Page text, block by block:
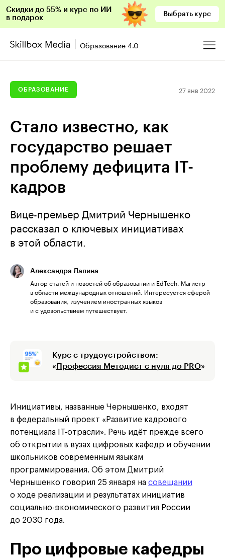
Скидки до 55% и курс по ИИ
в подарок
Выбрать курс
Образование 4.0
ОБРАЗОВАНИЕ 27 янв 2022
Стало известно, как
государство решает
проблему дефицита IT-
кадров
Вице-премьер Дмитрий Чернышенко
рассказал о ключевых инициативах
в этой области.
Александра Лапина
Автор статей и новостей об образовании и EdTech. Магистр
в области международных отношений. Интересуется сферой
образования, изучением иностранных языков
и с удовольствием путешествует.
Курс с трудоустройством:
« Профессия Методист с нуля до PRO»
Инициативы, названные Чернышенко, входят
в федеральный проект «Развитие кадрового
потенциала IT-отрасли». Речь идёт прежде всего
об открытии в вузах цифровых кафедр и обучении
школьников современным языкам
программирования. Об этом Дмитрий
Чернышенко говорил 25 января на совещании
о ходе реализации и результатах инициатив
социально-экономического развития России
до 2030 года.
Про цифровые кафедры